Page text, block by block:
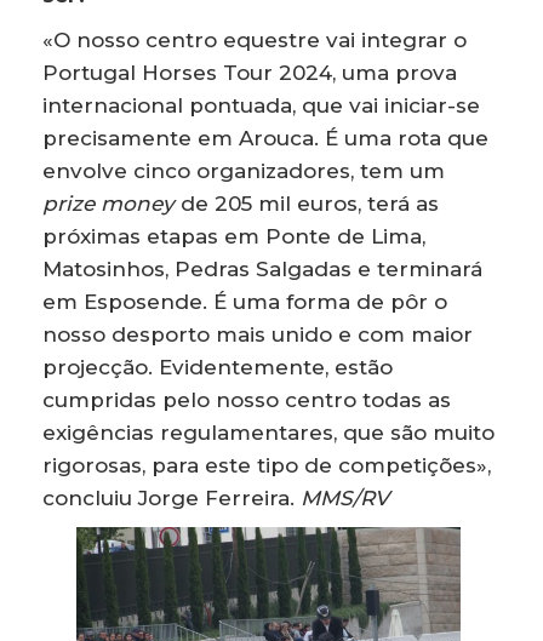
«O nosso centro equestre vai integrar o
Portugal Horses Tour 2024, uma prova
internacional pontuada, que vai iniciar-se
precisamente em Arouca. É uma rota que
envolve cinco organizadores, tem um
prize moneyde 205 mil euros, terá as
próximas etapas em Ponte de Lima,
Matosinhos, Pedras Salgadas e terminará
em Esposende. É uma forma de pôr o
nosso desporto mais unido e com maior
projecção. Evidentemente, estão
cumpridas pelo nosso centro todas as
exigências regulamentares, que são muito
rigorosas, para este tipo de competições»,
concluiu Jorge Ferreira. MMS/RV